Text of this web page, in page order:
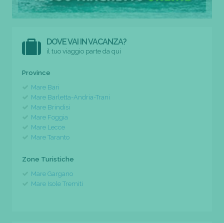
DOVE VAI IN VACANZA?
il tuo viaggio parte da qui
Province
Mare Bari
Mare Barletta-Andria-Trani
Mare Brindisi
Mare Foggia
Mare Lecce
Mare Taranto
Zone Turistiche
Mare Gargano
Mare Isole Tremiti